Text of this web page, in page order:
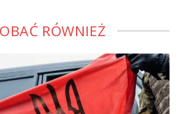
RÓWNIEŻ